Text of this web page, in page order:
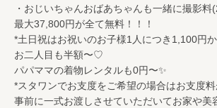
・おじいちゃんおばあちゃんも一緒に撮影
最大37,800円が全て無料！！！
*土日祝はお祝いのお子様1人につき1,100円
お二人目も半額〜♡
パパママの着物レンタルも0円〜✨
*スタワンでお支度をご希望の場合はお支度
事前に一式お渡しさせていただいてお家や美